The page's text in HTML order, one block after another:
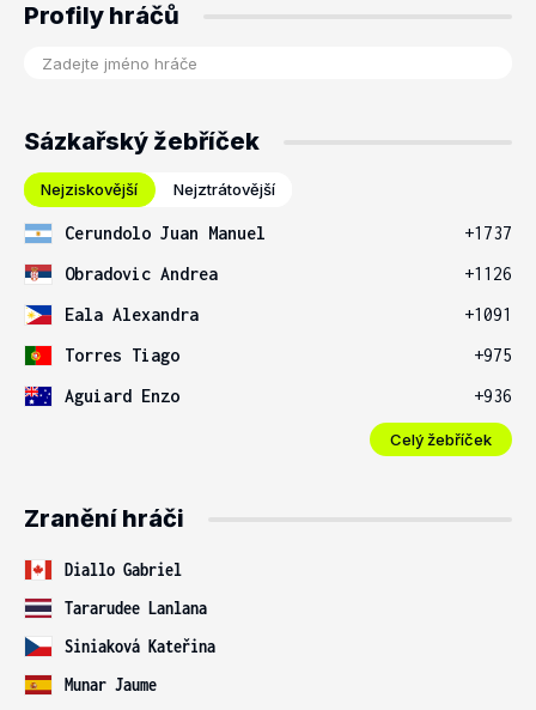
Profily hráčů
Sázkařský žebříček
Nejziskovější Nejztrátovější
Cerundolo Juan Manuel
+1737
Obradovic Andrea
+1126
Eala Alexandra
+1091
Torres Tiago
+975
Aguiard Enzo
+936
Celý žebříček
Zranění hráči
Diallo Gabriel
Tararudee Lanlana
Siniaková Kateřina
Munar Jaume